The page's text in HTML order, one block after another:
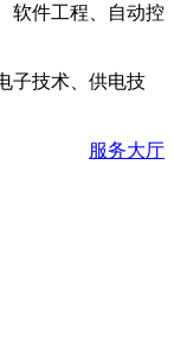
软件工程、自动控
子技术、供电技
服务大厅